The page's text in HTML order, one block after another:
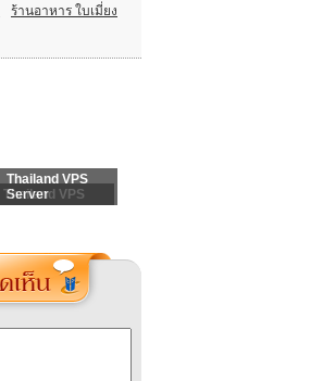
ร้านอาหาร ใบเมี่ยง
Thailand VPS
Thailand VPS
Server